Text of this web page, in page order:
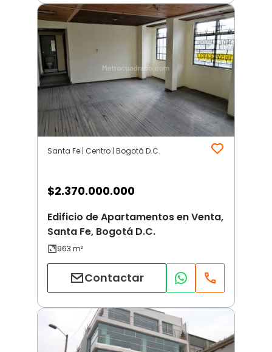
Santa Fe | Centro | Bogotá D.C.
$2.370.000.000
Edificio de Apartamentos en Venta,
Santa Fe, Bogotá D.C.
Contactar